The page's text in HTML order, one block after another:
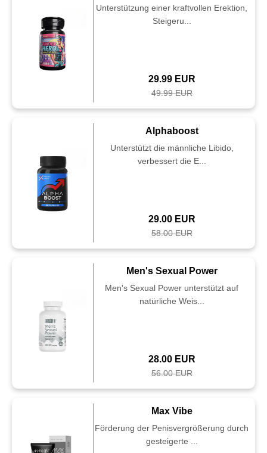
Unterstützung einer kraftvollen Erektion,
Steigeru...
29.99 EUR
49.99 EUR
Alphaboost
Unterstützt die männliche Libido,
verbessert die E...
29.00 EUR
58.00 EUR
Men's Sexual Power
Men's Sexual Power unterstützt auf
natürliche Weis...
28.00 EUR
56.00 EUR
Max Vibe
Förderung der Penisvergrößerung durch
gesteigerte ...